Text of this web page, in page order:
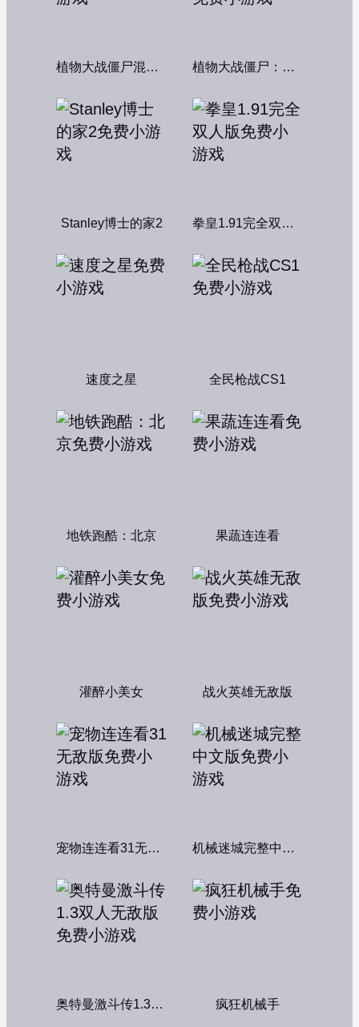
植物大战僵尸混合版 植物大战僵尸：融合变种
Stanley博士的家2 拳皇1.91完全双人版
速度之星 全民枪战CS1
地铁跑酷：北京 果蔬连连看
灌醉小美女 战火英雄无敌版
宠物连连看31无敌版 机械迷城完整中文版
奥特曼激斗传1.3双人无敌版 疯狂机械手